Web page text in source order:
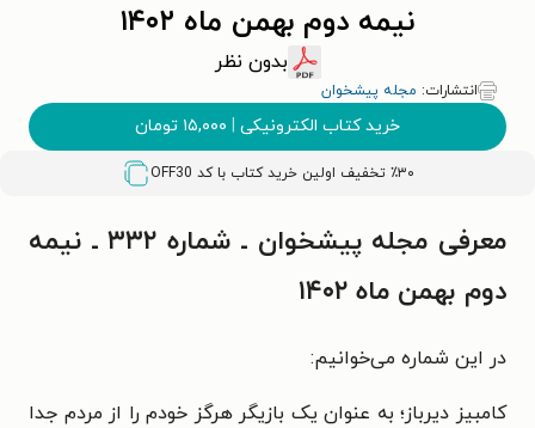
نیمه دوم بهمن ماه ۱۴۰۲
بدون نظر
انتشارات: مجله پیشخوان
خرید کتاب الکترونیکی | ۱۵,۰۰۰ تومان
٪۳۰ تخفیف اولین خرید کتاب با کد OFF30
معرفی مجله پیشخوان ـ شماره ۳۳۲ ـ نیمه
دوم بهمن ماه ۱۴۰۲
در این شماره می‌خوانیم:
کامبیز دیرباز؛ به عنوان یک بازیگر هرگز خودم را از مردم جدا